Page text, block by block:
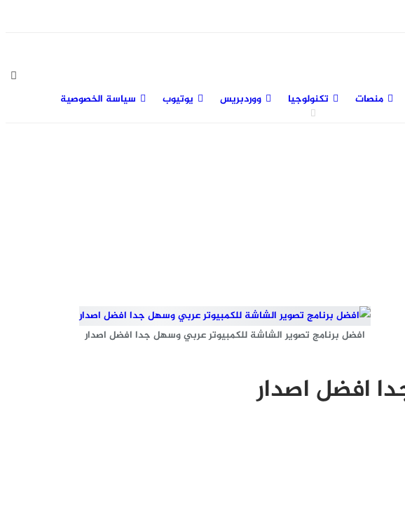
منصات تكنولوجيا ووردبريس يوتيوب سياسة الخصوصية
افضل برنامج تصوير الشاشة للكمبيوتر عربي وسهل جدا افضل اصدار
افضل اصدار